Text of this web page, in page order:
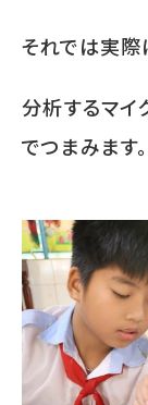
それでは実際
分析するマイ
でつまみます。